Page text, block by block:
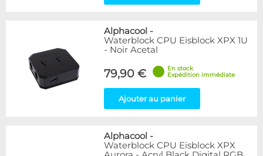
Alphacool -
Waterblock CPU Eisblock XPX 1U
- Noir Acetal
79,90 €
En stock
Expédition immédiate
Ajouter au panier
Alphacool -
Waterblock CPU Eisblock XPX